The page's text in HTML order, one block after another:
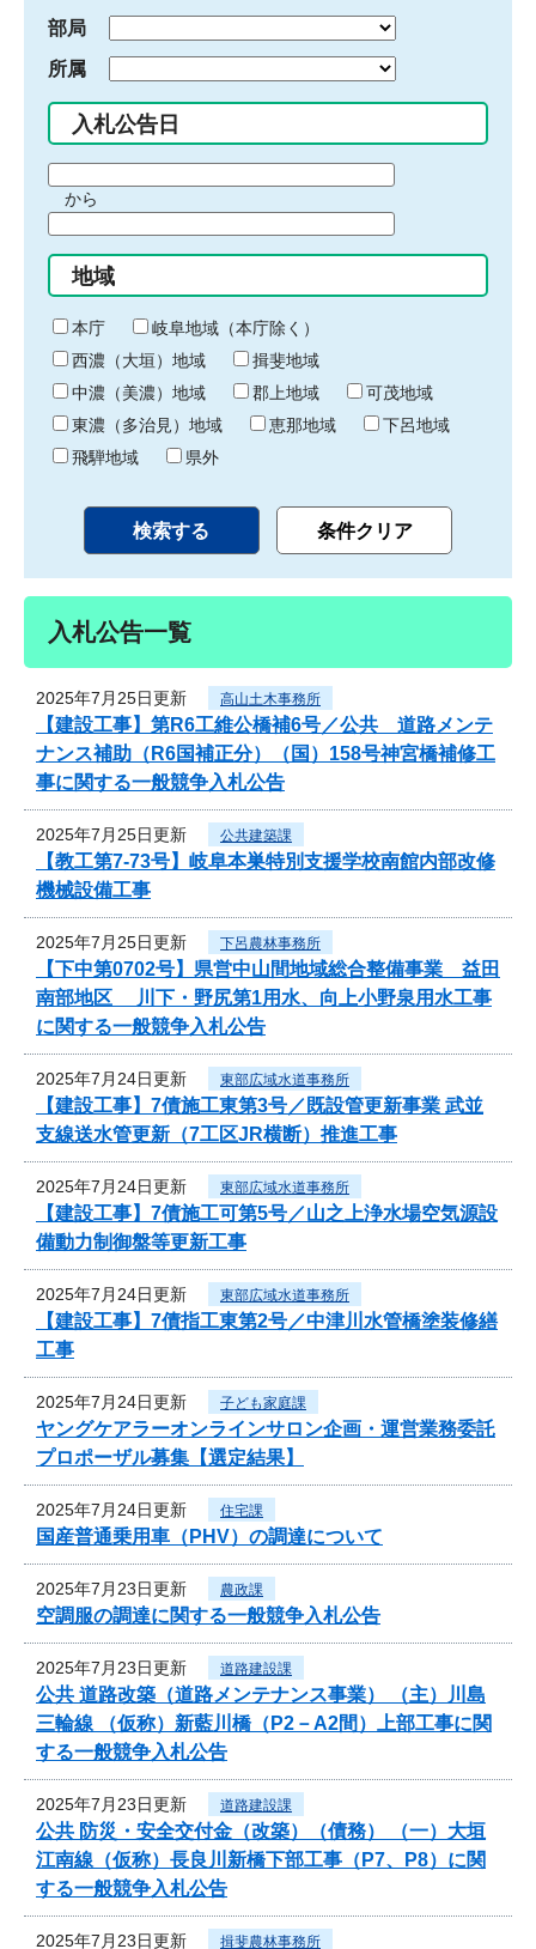
部局
所属
入札公告日
間
始
り
から
間
終
わ
り
地域
本庁
岐阜地域（本庁除く）
西濃（大垣）地域
揖斐地域
中濃（美濃）地域
郡上地域
可茂地域
東濃（多治見）地域
恵那地域
下呂地域
飛騨地域
県外
入札公告一覧
2025年7月25日更新 高山土木事務所
【建設工事】第R6工維公橋補6号／公共 道路メンテ
ナンス補助（R6国補正分）（国）158号神宮橋補修工
事に関する一般競争入札公告
2025年7月25日更新 公共建築課
【教工第7-73号】岐阜本巣特別支援学校南館内部改修
機械設備工事
2025年7月25日更新 下呂農林事務所
【下中第0702号】県営中山間地域総合整備事業 益田
南部地区 川下・野尻第1用水、向上小野泉用水工事
に関する一般競争入札公告
2025年7月24日更新 東部広域水道事務所
【建設工事】7債施工東第3号／既設管更新事業 武並
支線送水管更新（7工区JR横断）推進工事
2025年7月24日更新 東部広域水道事務所
【建設工事】7債施工可第5号／山之上浄水場空気源設
備動力制御盤等更新工事
2025年7月24日更新 東部広域水道事務所
【建設工事】7債指工東第2号／中津川水管橋塗装修繕
工事
2025年7月24日更新 子ども家庭課
ヤングケアラーオンラインサロン企画・運営業務委託
プロポーザル募集【選定結果】
2025年7月24日更新 住宅課
国産普通乗用車（PHV）の調達について
2025年7月23日更新 農政課
空調服の調達に関する一般競争入札公告
2025年7月23日更新 道路建設課
公共 道路改築（道路メンテナンス事業） （主）川島
三輪線 （仮称）新藍川橋（P2－A2間）上部工事に関
する一般競争入札公告
2025年7月23日更新 道路建設課
公共 防災・安全交付金（改築）（債務） （一）大垣
江南線（仮称）長良川新橋下部工事（P7、P8）に関
する一般競争入札公告
2025年7月23日更新 揖斐農林事務所